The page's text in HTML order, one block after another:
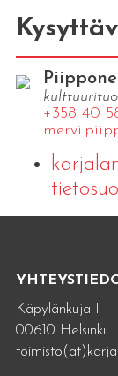
+358 40
Käpylänkuja 1
00610 Helsinki